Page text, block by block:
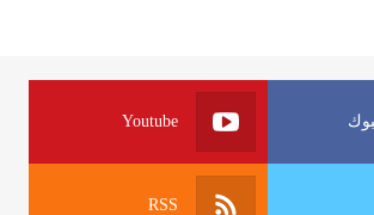
Youtube
RSS